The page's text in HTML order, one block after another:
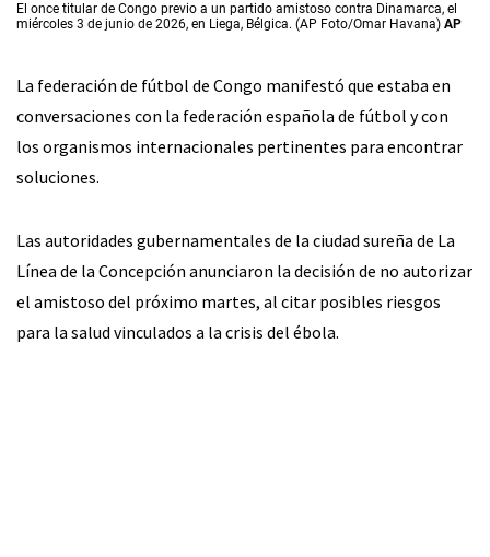
El once titular de Congo previo a un partido amistoso contra Dinamarca, el
miércoles 3 de junio de 2026, en Liega, Bélgica. (AP Foto/Omar Havana) AP
La federación de fútbol de Congo manifestó que estaba en
conversaciones con la federación española de fútbol y con
los organismos internacionales pertinentes para encontrar
soluciones.
Las autoridades gubernamentales de la ciudad sureña de La
Línea de la Concepción anunciaron la decisión de no autorizar
el amistoso del próximo martes, al citar posibles riesgos
para la salud vinculados a la crisis del ébola.